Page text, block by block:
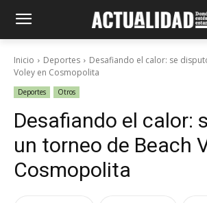
Inicio Deportes
Desafiando el calor: se
Voley en Cosmopolita
Deportes Otros
Desafiando el calor:
un torneo de Beach
Cosmopolita